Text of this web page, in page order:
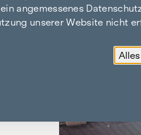
angemessenes
unserer Website nicht